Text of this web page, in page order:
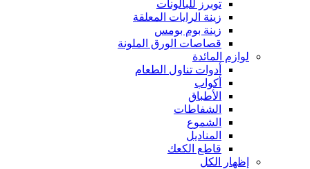
توبرز للبالونات
زينة الرايات المعلقة
زينة بوم بومس
قصاصات الورق الملونة
لوازم المائدة
أدوات تناول الطعام
أكواب
الأطباق
الشفاطات
الشموع
المناديل
قاطع الكعك
إظهار الكل